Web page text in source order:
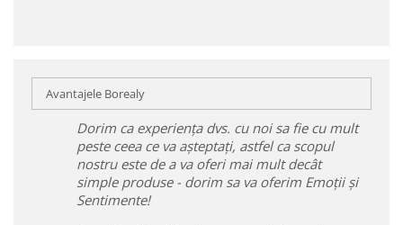
Avantajele Borealy
Dorim ca experiența dvs. cu noi sa fie cu mult
peste ceea ce va așteptați, astfel ca scopul
nostru este de a va oferi mai mult decât
simple produse - dorim sa va oferim Emoții și
Sentimente!